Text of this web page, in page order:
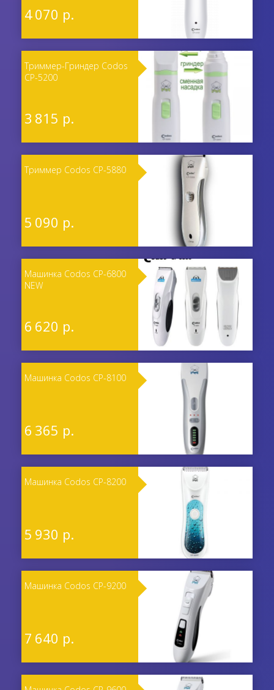
4 070 р.
Триммер-Гриндер Codos
CP-5200
3 815 р.
Триммер Codos CP-5880
5 090 р.
Машинка Codos CP-6800
NEW
6 620 р.
Машинка Codos CP-8100
6 365 р.
Машинка Codos CP-8200
5 930 р.
Машинка Codos CP-9200
7 640 р.